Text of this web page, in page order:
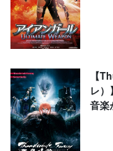
【
レ
音楽